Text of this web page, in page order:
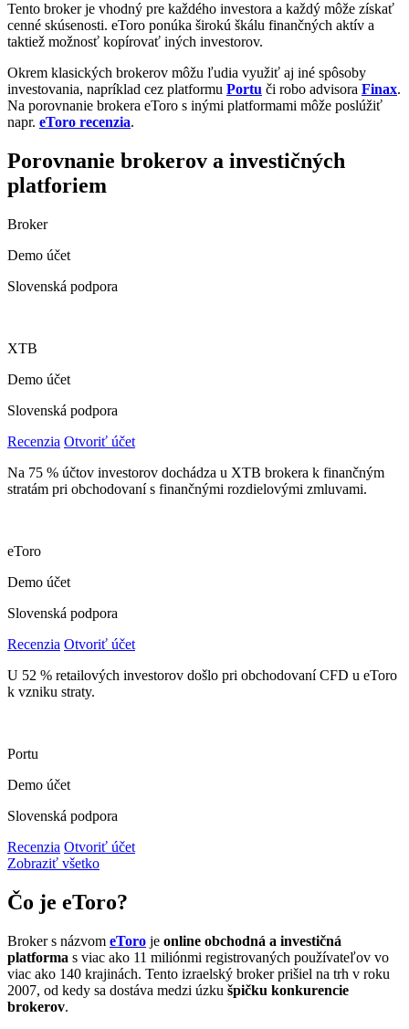
Tento broker je vhodný pre každého investora a každý môže získať
cenné skúsenosti. eToro ponúka širokú škálu finančných aktív a
taktiež možnosť kopírovať iných investorov.
Okrem klasických brokerov môžu ľudia využiť aj iné spôsoby
investovania, napríklad cez platformu Portu či robo advisora Finax.
Na porovnanie brokera eToro s inými platformami môže poslúžiť
napr. eToro recenzia.
Porovnanie brokerov a investičných
platforiem
Broker
Demo účet
Slovenská podpora
XTB
Demo účet
Slovenská podpora
Recenzia Otvoriť účet
Na 75 % účtov investorov dochádza u XTB brokera k finančným
stratám pri obchodovaní s finančnými rozdielovými zmluvami.
eToro
Demo účet
Slovenská podpora
Recenzia Otvoriť účet
U 52 % retailových investorov došlo pri obchodovaní CFD u eToro
k vzniku straty.
Portu
Demo účet
Slovenská podpora
Recenzia Otvoriť účet
Zobraziť všetko
Čo je eToro?
Broker s názvom eToro je online obchodná a investičná
platforma s viac ako 11 miliónmi registrovaných používateľov vo
viac ako 140 krajinách. Tento izraelský broker prišiel na trh v roku
2007, od kedy sa dostáva medzi úzku špičku konkurencie
brokerov.